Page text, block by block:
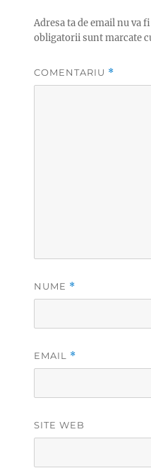
Adresa ta de email nu va
obligatorii sunt marcate
COMENTARIU *
NUME *
EMAIL *
SITE WEB